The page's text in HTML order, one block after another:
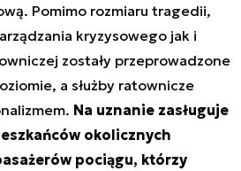
Pomimo rozmiaru tragedii,
kryzysowego jak i
zostały przeprowadzone
a służby ratownicze
Na uznanie zasługuje
okolicznych
pociągu, którzy